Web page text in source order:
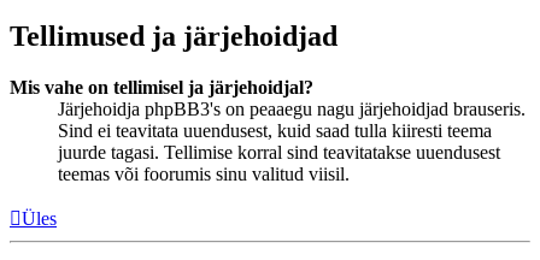
Tellimused ja järjehoidjad
Mis vahe on tellimisel ja järjehoidjal?
Järjehoidja phpBB3's on peaaegu nagu järjehoidjad brauseris.
Sind ei teavitata uuendusest, kuid saad tulla kiiresti teema
juurde tagasi. Tellimise korral sind teavitatakse uuendusest
teemas või foorumis sinu valitud viisil.
Üles